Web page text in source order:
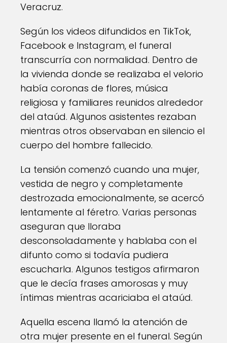
Veracruz.
Según los videos difundidos en TikTok,
Facebook e Instagram, el funeral
transcurría con normalidad. Dentro de
la vivienda donde se realizaba el velorio
había coronas de flores, música
religiosa y familiares reunidos alrededor
del ataúd. Algunos asistentes rezaban
mientras otros observaban en silencio el
cuerpo del hombre fallecido.
La tensión comenzó cuando una mujer,
vestida de negro y completamente
destrozada emocionalmente, se acercó
lentamente al féretro. Varias personas
aseguran que lloraba
desconsoladamente y hablaba con el
difunto como si todavía pudiera
escucharla. Algunos testigos afirmaron
que le decía frases amorosas y muy
íntimas mientras acariciaba el ataúd.
Aquella escena llamó la atención de
otra mujer presente en el funeral. Según